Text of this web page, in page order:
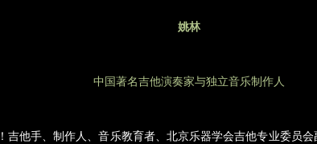
姚林
中国著名吉他演奏家与独立音乐制作人
吉他手、制作人、音乐教育者、北京乐器学会吉他专业委员